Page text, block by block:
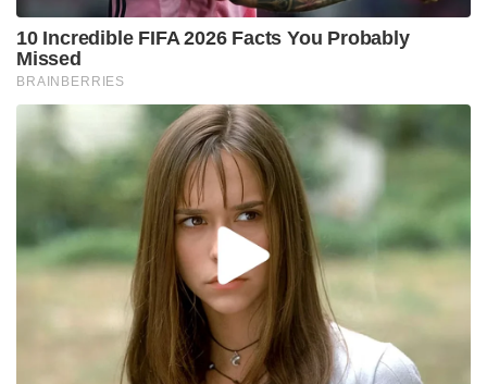
10 Incredible FIFA 2026 Facts You Probably
Missed
BRAINBERRIES